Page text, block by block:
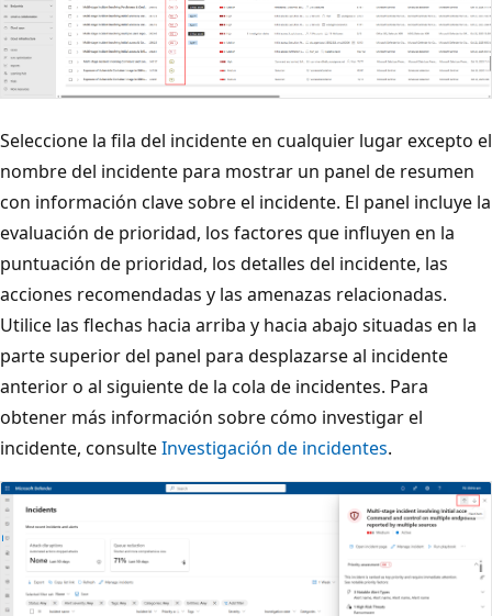
Seleccione la fila del incidente en cualquier lugar excepto el
nombre del incidente para mostrar un panel de resumen
con información clave sobre el incidente. El panel incluye la
evaluación de prioridad, los factores que influyen en la
puntuación de prioridad, los detalles del incidente, las
acciones recomendadas y las amenazas relacionadas.
Utilice las flechas hacia arriba y hacia abajo situadas en la
parte superior del panel para desplazarse al incidente
anterior o al siguiente de la cola de incidentes. Para
obtener más información sobre cómo investigar el
incidente, consulteInvestigación de incidentes.